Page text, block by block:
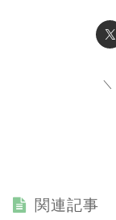
関連記事